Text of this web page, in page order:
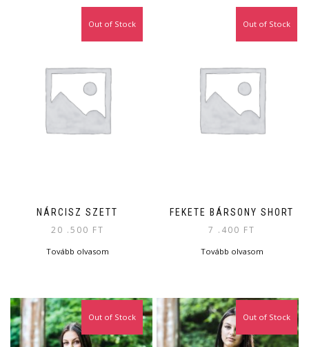
NÁRCISZ SZETT
20 .500 FT
Out of Stock
Tovább olvasom
FEKETE BÁRSONY SHORT
7 .400 FT
Out of Stock
Tovább olvasom
Out of Stock Out of Stock